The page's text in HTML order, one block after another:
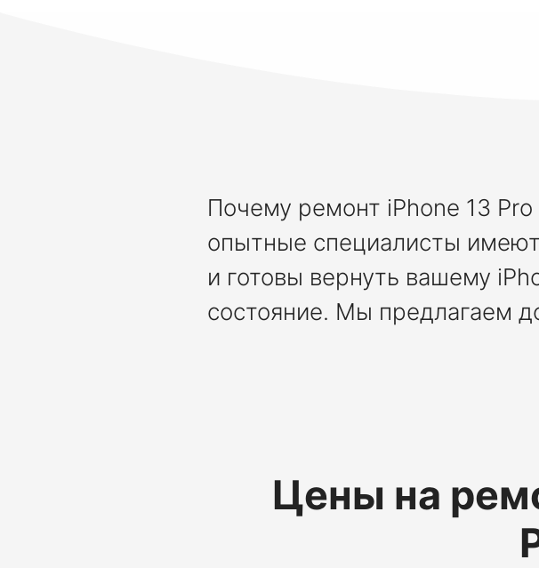
Почему ремонт iPhone 13
опытные специалисты
и готовы вернуть вашему
состояние. Мы предлагаем
Цены на